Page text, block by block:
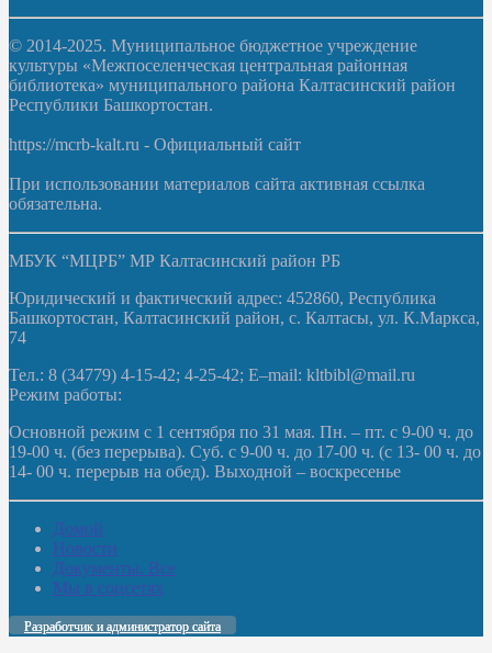
© 2014-2025. Муниципальное бюджетное учреждение
культуры «Межпоселенческая центральная районная
библиотека» муниципального района Калтасинский район
Республики Башкортостан.
https://mcrb-kalt.ru - Официальный сайт
При использовании материалов сайта активная ссылка
обязательна.
МБУК “МЦРБ” МР Калтасинский район РБ
Юридический и фактический адрес: 452860, Республика
Башкортостан, Калтасинский район, с. Калтасы, ул. К.Маркса,
74
Тел.: 8 (34779) 4-15-42; 4-25-42; E–mail: kltbibl@mail.ru
Режим работы:
Основной режим с 1 сентября по 31 мая. Пн. – пт. с 9-00 ч. до
19-00 ч. (без перерыва). Суб. с 9-00 ч. до 17-00 ч. (с 13- 00 ч. до
14- 00 ч. перерыв на обед). Выходной – воскресенье
Домой
Новости
Документы. Все
Мы в соцсетях
Разработчик и администратор сайта